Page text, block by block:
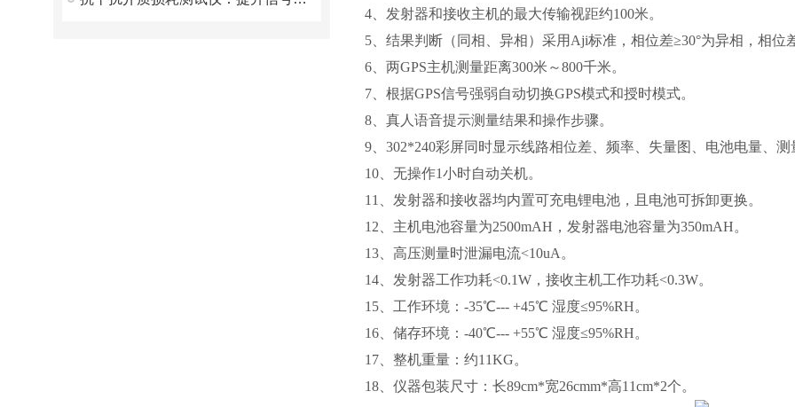
4、发射器和接收主机的最大传输视距约100米。
5、结果判断（同相、异相）采用Aji标准，相位差≥30°为异相，相位
6、两GPS主机测量距离300米～800千米。
7、根据GPS信号强弱自动切换GPS模式和授时模式。
8、真人语音提示测量结果和操作步骤。
9、302*240彩屏同时显示线路相位差、频率、失量图、电池电量、
10、无操作1小时自动关机。
11、发射器和接收器均内置可充电锂电池，且电池可拆卸更换。
12、主机电池容量为2500mAH，发射器电池容量为350mAH。
13、高压测量时泄漏电流<10uA。
14、发射器工作功耗<0.1W，接收主机工作功耗<0.3W。
15、工作环境：-35℃--- +45℃ 湿度≤95%RH。
16、储存环境：-40℃--- +55℃ 湿度≤95%RH。
17、整机重量：约11KG。
18、仪器包装尺寸：长89cm*宽26cmm*高11cm*2个。